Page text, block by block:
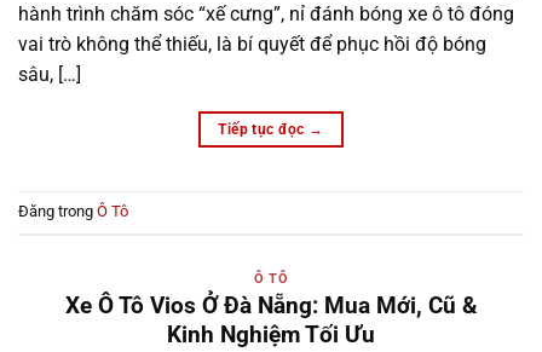
hành trình chăm sóc “xế cưng”, nỉ đánh bóng xe ô tô đóng
vai trò không thể thiếu, là bí quyết để phục hồi độ bóng
sâu, […]
Tiếp tục đọc →
Đăng trong Ô Tô
Ô TÔ
Xe Ô Tô Vios Ở Đà Nẵng: Mua Mới, Cũ &
Kinh Nghiệm Tối Ưu